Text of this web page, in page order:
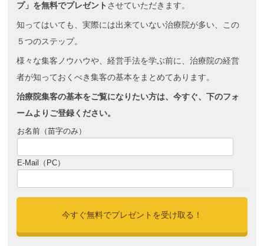
プ」を無料でプレゼント させていただきます。
知ってはいても、実際には出来ていない治療院が多い、この
５つのステップ。
様々な集客ノウハウや、経営手法を学ぶ前に、治療院の経営
者が知っておくべき集客の基本をまとめてあります。
治療院集客の基本をご覧になりたい方は、今すぐ、下のフォ
ームよりご登録ください。
お名前（苗字のみ）
E-Mail（PC）